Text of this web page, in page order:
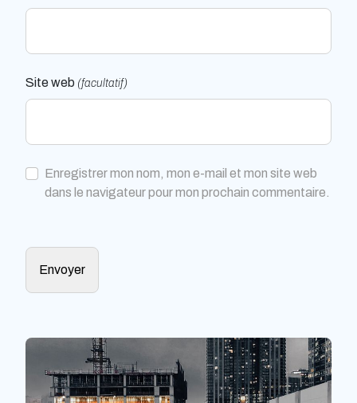
Site web (facultatif)
Enregistrer mon nom, mon e-mail et mon site web
dans le navigateur pour mon prochain commentaire.